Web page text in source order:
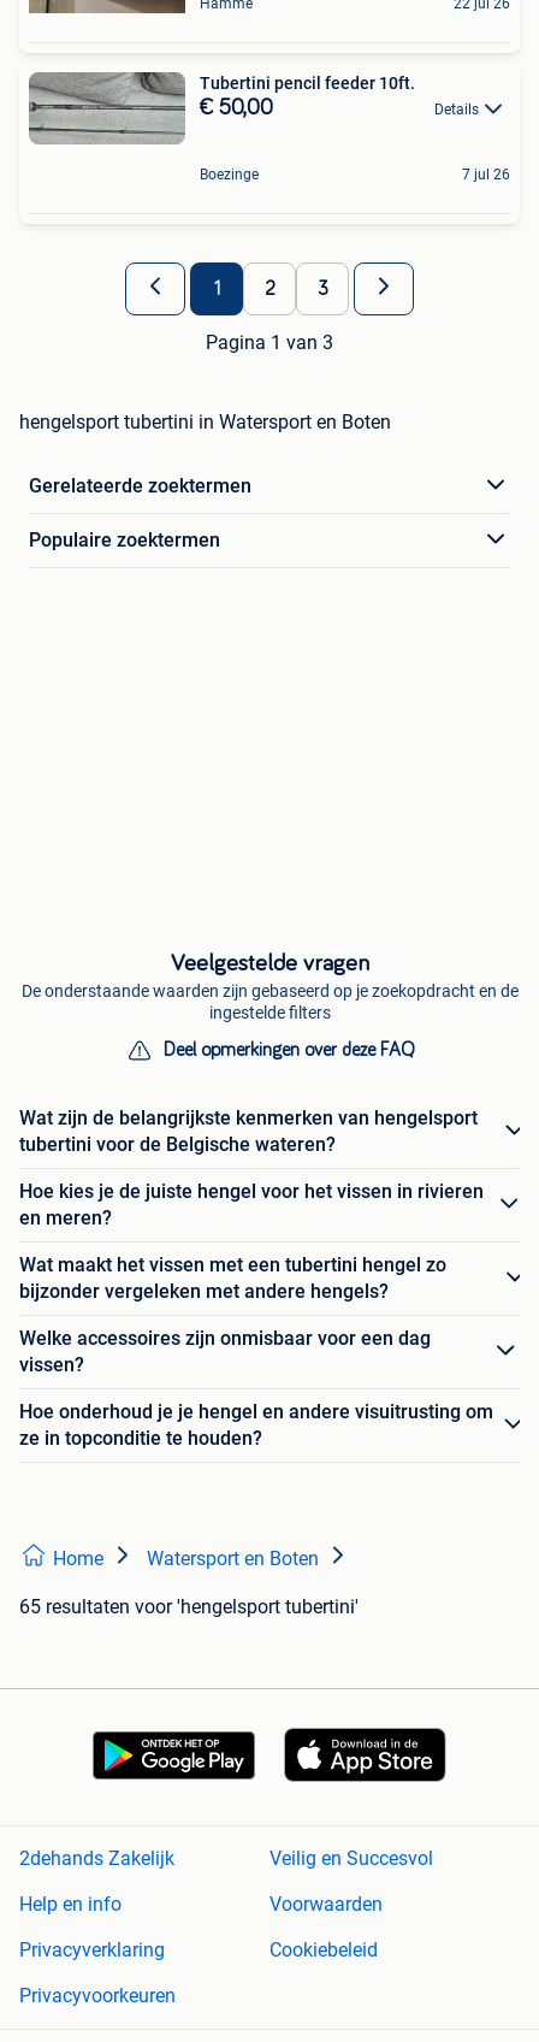
Tubertini pencil feeder 10ft.
€ 50,00 Details
Boezinge 7 jul 26
1 2 3
Pagina 1 van 3
hengelsport tubertini in Watersport en Boten
Gerelateerde zoektermen
Populaire zoektermen
Veelgestelde vragen
De onderstaande waarden zijn gebaseerd op je zoekopdracht en de
ingestelde filters
Deel opmerkingen over deze FAQ
Wat zijn de belangrijkste kenmerken van hengelsport
tubertini voor de Belgische wateren?
Hoe kies je de juiste hengel voor het vissen in rivieren
en meren?
Wat maakt het vissen met een tubertini hengel zo
bijzonder vergeleken met andere hengels?
Welke accessoires zijn onmisbaar voor een dag
vissen?
Hoe onderhoud je je hengel en andere visuitrusting om
ze in topconditie te houden?
Home Watersport en Boten
65 resultaten voor 'hengelsport tubertini'
2dehands Zakelijk
Veilig en Succesvol
Help en info
Voorwaarden
Privacyverklaring
Cookiebeleid
Privacyvoorkeuren